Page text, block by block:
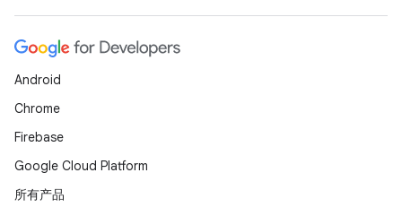
Android
Chrome
Firebase
Google Cloud Platform
所有产品